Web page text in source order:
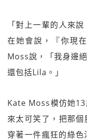
「對上一輩的人來
在她會說，『你現
Moss說，「我身邊
還包括Lila。」
Kate Moss模仿她
來太可笑了，把那
穿著一件瘋狂的綠